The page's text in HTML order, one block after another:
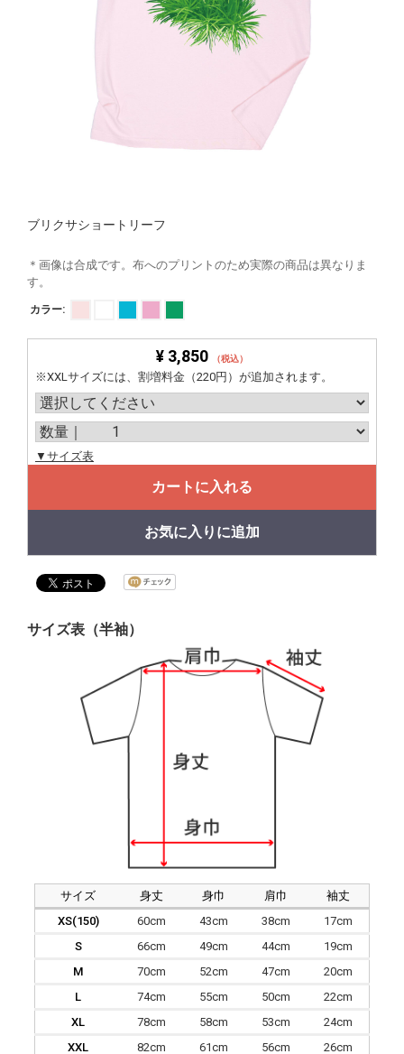
ブリクサショートリーフ
＊画像は合成です。布へのプリントのため実際の商品は異なりま
す。
カラー:
¥ 3,850 （税込）
※XXLサイズには、割増料金（220円）が追加されます。
▼サイズ表
カートに入れる
お気に入りに追加
サイズ表（半袖）
サイズ 身丈 身巾 肩巾
袖丈
XS(150)
60cm 43cm 38cm
17cm
S
66cm 49cm 44cm
19cm
M
70cm 52cm 47cm
20cm
L
74cm 55cm 50cm
22cm
XL
78cm 58cm 53cm
24cm
XXL
82cm 61cm 56cm 26cm